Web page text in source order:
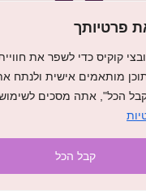
פרטיותך
קוקיס כדי לשפר את
מותאמים אישית ולנתח
הכל", אתה מסכים לשימוש
קבל הכל